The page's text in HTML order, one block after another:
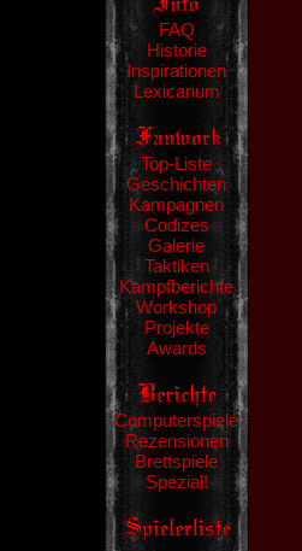
FAQ
Historie
Inspirationen
Lexicanum
Top-Liste
Geschichten
Kampagnen
Codizes
Galerie
Taktiken
Kampfberichte
Workshop
Projekte
Awards
Computerspiele
Rezensionen
Brettspiele
Spezial!